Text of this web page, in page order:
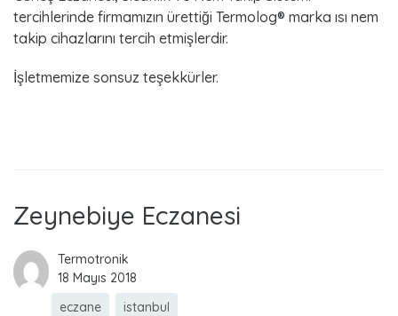
tercihlerinde firmamızın ürettiği Termolog® marka ısı nem
takip cihazlarını tercih etmişlerdir.
İşletmemize sonsuz teşekkürler.
Zeynebiye Eczanesi
Termotronik
18 Mayıs 2018
eczane
istanbul